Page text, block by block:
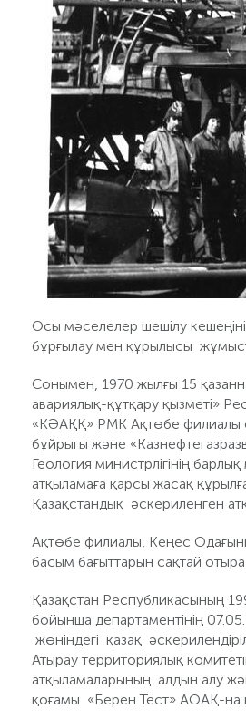
Осы мәселелер шешілу
бұрғылау мен құрылысы
Сонымен, 1970 жылғы 15
авариялық-құтқару қызметі»
«КӘАҚҚ» РМК Ақтөбе филиалы
бұйрыгы және
Геология министрлігінің
атқыламаға қарсы жасақ
Қазақстандық әскериленген
Ақтөбе филиалы, Кеңес
басым бағыттарын сақтай
Қазақстан Республикасының
бойынша департаментінің
жөніндегі қазақ
Атырау территориялық
атқыламаларының алдын алу
қоғамы «Берен Тест» АОАҚ-на